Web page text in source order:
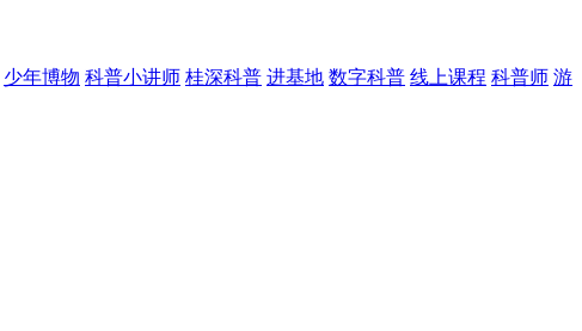
少年博物 科普小讲师 桂深科普 进基地 数字科普 线上课程 科普师 游